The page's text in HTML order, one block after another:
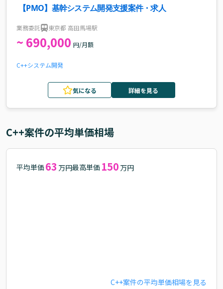
【PMO】基幹システム開発支援案件・求人
業務委託 東京都 高田馬場駅
~ 690,000 円/月額
C++システム開発
気になる 詳細を見る
C++案件の平均単価相場
平均単価 63 万円最高単価 150 万円
C++案件の平均単価相場を見る